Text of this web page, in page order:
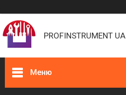
PROFINSTRUMENT UA
Меню